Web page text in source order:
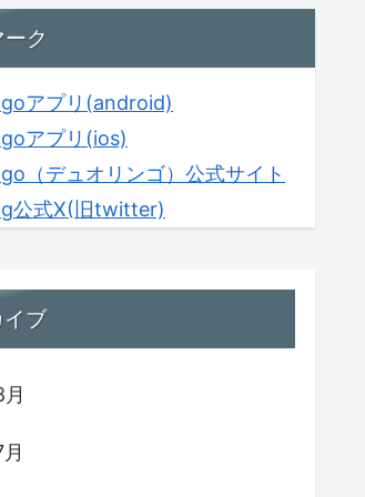
ク
アプリ(android)
アプリ(ios)
（デュオリンゴ）公式サイト
公式X(旧twitter)
ブ